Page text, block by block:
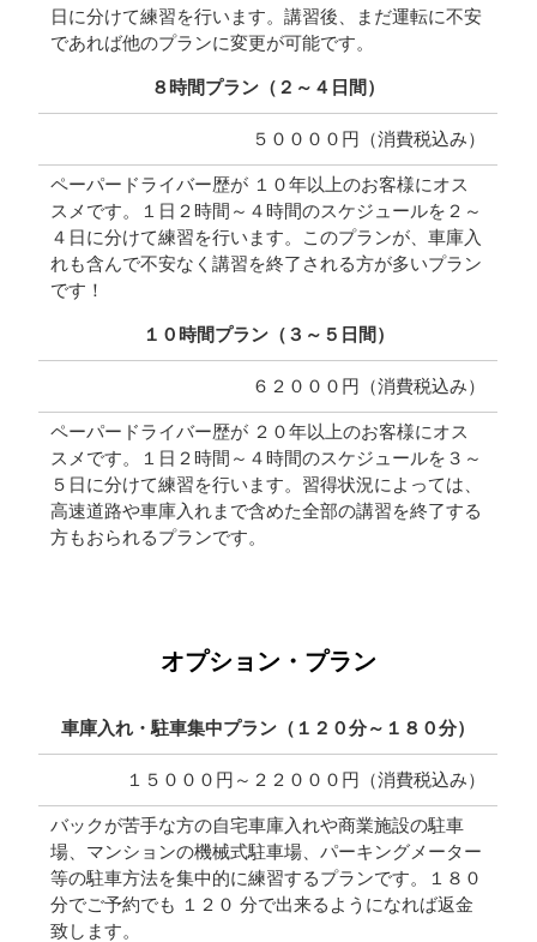
日に分けて練習を行います。講習後、まだ運転に不安
であれば他のプランに変更が可能です。
８時間プラン（２～４日間）
５００００円（消費税込み）
ペーパードライバー歴が １０年以上のお客様にオス
スメです。１日２時間～４時間のスケジュールを２～
４日に分けて練習を行います。このプランが、車庫入
れも含んで不安なく講習を終了される方が多いプラン
です！
１０時間プラン（３～５日間）
６２０００円（消費税込み）
ペーパードライバー歴が ２０年以上のお客様にオス
スメです。１日２時間～４時間のスケジュールを３～
５日に分けて練習を行います。習得状況によっては、
高速道路や車庫入れまで含めた全部の講習を終了する
方もおられるプランです。
オプション・プラン
車庫入れ・駐車集中プラン（１２０分～１８０分）
１５０００円～２２０００円（消費税込み）
バックが苦手な方の自宅車庫入れや商業施設の駐車
場、マンションの機械式駐車場、パーキングメーター
等の駐車方法を集中的に練習するプランです。１８０
分でご予約でも １２０ 分で出来るようになれば返金
致します。